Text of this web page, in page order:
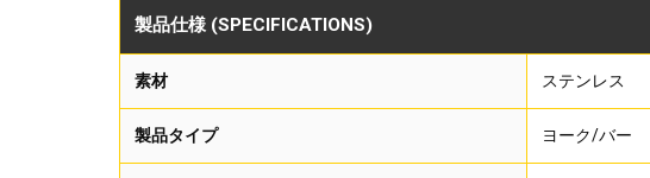
製品仕様 (SPECIFICATIONS)
素材 ステンレス
製品タイプ ヨーク/バー